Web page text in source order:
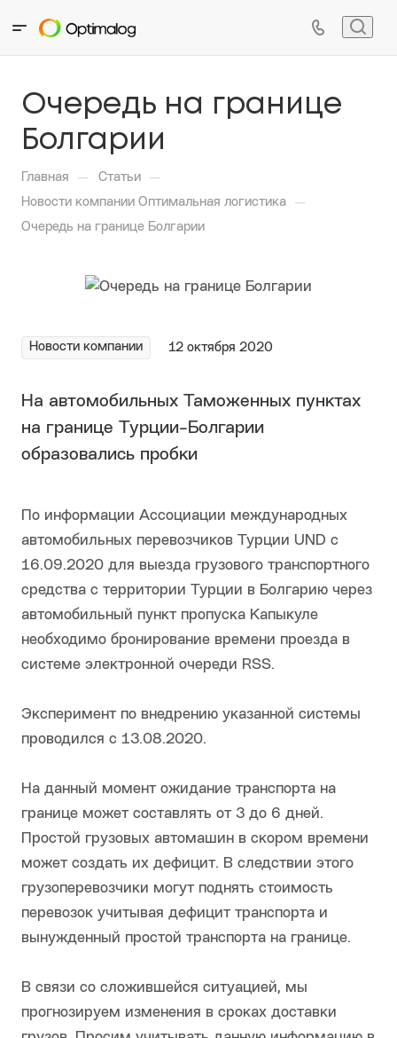
Очередь на границе
Болгарии
Главная — Статьи —
Новости компании Оптимальная логистика —
Очередь на границе Болгарии
Новости компании 12 октября 2020
На автомобильных Таможенных пунктах
на границе Турции-Болгарии
образовались пробки
По информации Ассоциации международных
автомобильных перевозчиков Турции UND c
16.09.2020 для выезда грузового транспортного
средства с территории Турции в Болгарию через
автомобильный пункт пропуска Капыкуле
необходимо бронирование времени проезда в
системе электронной очереди RSS.
Эксперимент по внедрению указанной системы
проводился с 13.08.2020.
На данный момент ожидание транспорта на
границе может составлять от 3 до 6 дней.
Простой грузовых автомашин в скором времени
может создать их дефицит. В следствии этого
грузоперевозчики могут поднять стоимость
перевозок учитывая дефицит транспорта и
вынужденный простой транспорта на границе.
В связи со сложившейся ситуацией, мы
прогнозируем изменения в сроках доставки